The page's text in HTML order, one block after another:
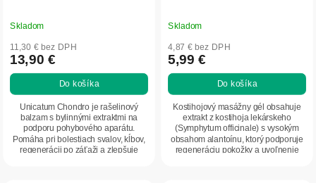
Skladom
11,30 € bez DPH
13,90 €
Do košíka
Unicatum Chondro je rašelinový
balzam s bylinnými extraktmi na
podporu pohybového aparátu.
Pomáha pri bolestiach svalov, kĺbov,
regenerácii po záťaži a zlepšuje
Skladom
4,87 € bez DPH
5,99 €
Do košíka
Kostihojový masážny gél obsahuje
extrakt z kostihoja lekárskeho
(Symphytum officinale) s vysokým
obsahom alantoínu, ktorý podporuje
regeneráciu pokožky a uvoľnenie